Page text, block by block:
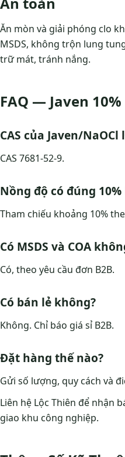
Ăn mòn và giải phóng clo
MSDS, không trộn lung
trữ mát, tránh nắng.
FAQ — Javen 10%
CAS của Javen/
CAS 7681-52-9.
Nồng độ có đúng
Tham chiếu khoảng 10%
Có MSDS và COA
Có, theo yêu cầu đơn B2B.
Có bán lẻ không?
Không. Chỉ báo giá sỉ B2B.
Đặt hàng thế nào?
Gửi số lượng, quy cách và
Liên hệ Lộc Thiên để nhận
giao khu công nghiệp.